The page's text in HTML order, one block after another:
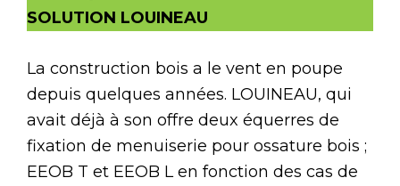
SOLUTION LOUINEAU
La construction bois a le vent en poupe
depuis quelques années. LOUINEAU, qui
avait déjà à son offre deux équerres de
fixation de menuiserie pour ossature bois ;
EEOB T et EEOB L en fonction des cas de